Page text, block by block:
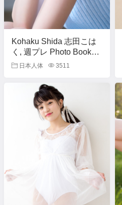
Kohaku Shida 志田こは
く, 週プレ Photo Book
「琥珀色の時」 Set.02
日本人体 3511